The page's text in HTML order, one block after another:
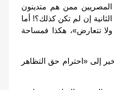
المصريين ممن هم متدينون
إن لم تكن كذلك؟! أما
ولا تتعارض»، هكذا فمساحة
إلى «احترام حق التظاهر